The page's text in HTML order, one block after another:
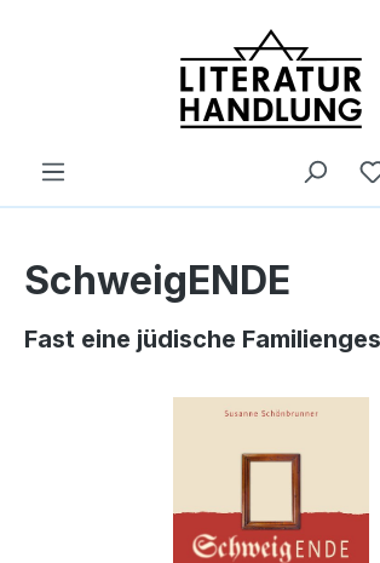
SchweigENDE
Fast eine jüdische
Bildergalerie überspringen